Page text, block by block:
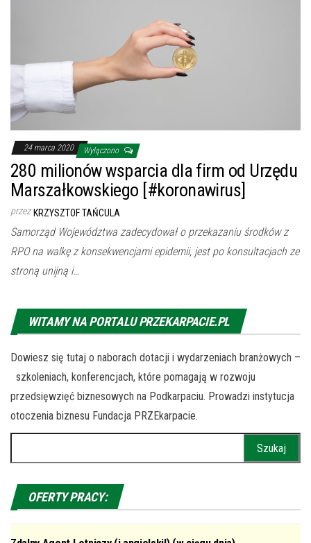
24 marca 2020 Wyłączono
280 milionów wsparcia dla firm od Urzędu
Marszałkowskiego [#koronawirus]
przez KRZYSZTOF TAŃCULA
Samorząd Województwa zadecydował o przekazaniu środków z
RPO na walkę z konsekwencjami epidemii, jest po konsultacjach ze
stroną unijną i…
WITAMY NA PORTALU PRZEKARPACIE.PL
Dowiesz się tutaj o naborach dotacji i wydarzeniach branżowych –
szkoleniach, konferencjach, które pomagają w rozwoju
przedsięwzięć biznesowych na Podkarpaciu. Prowadzi instytucja
otoczenia biznesu Fundacja PRZEkarpacie.
OFERTY PRACY: